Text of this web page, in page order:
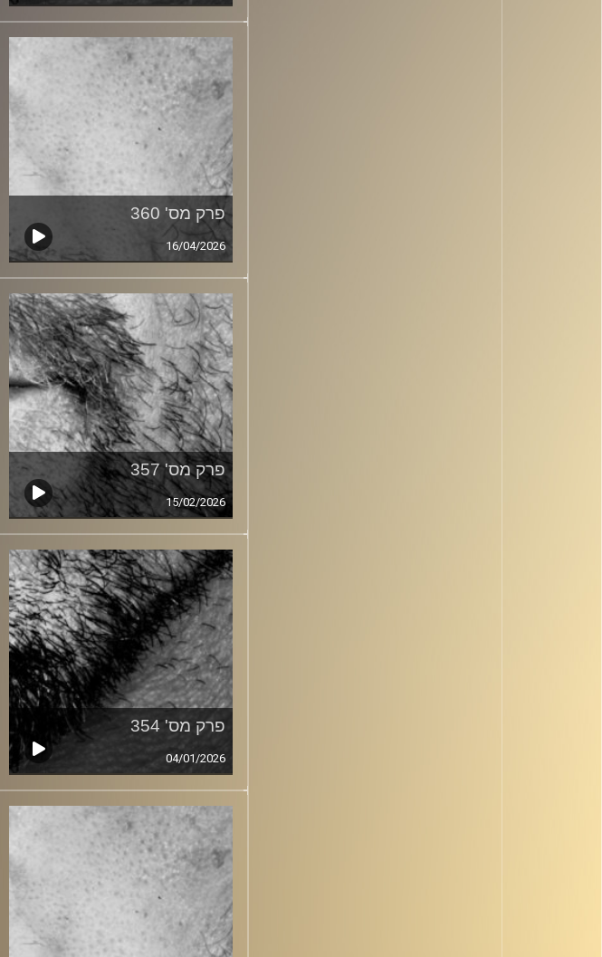
פרק מס' 360
16/04/2026
פרק מס' 357
15/02/2026
פרק מס' 354
04/01/2026